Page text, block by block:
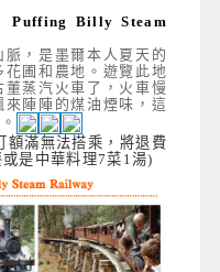
Billy Steam
，是墨爾本人夏天的
圃和農地。遊覽此地
蒸汽火車了，火車慢
陣陣的煤油煙味，這
額滿無法搭乘，將退費
是中華料理7菜1湯)